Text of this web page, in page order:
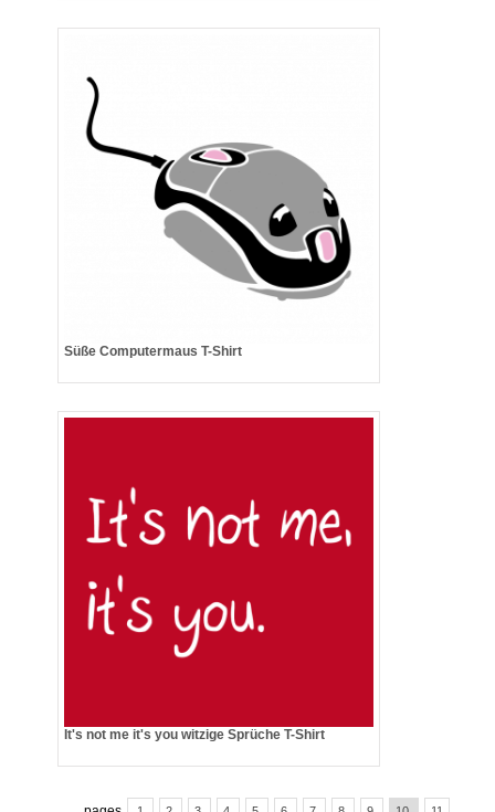
Süße Computermaus T-Shirt
It's not me it's you witzige Sprüche T-Shirt